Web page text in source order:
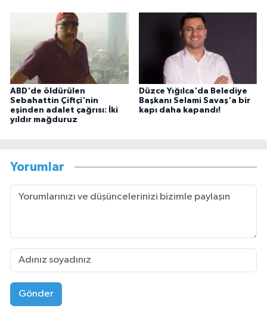
ABD'de öldürülen
Sebahattin Çiftçi'nin
eşinden adalet çağrısı: İki
yıldır mağduruz
Düzce Yığılca'da Belediye
Başkanı Selami Savaş'a bir
kapı daha kapandı!
Yorumlar
Gönder